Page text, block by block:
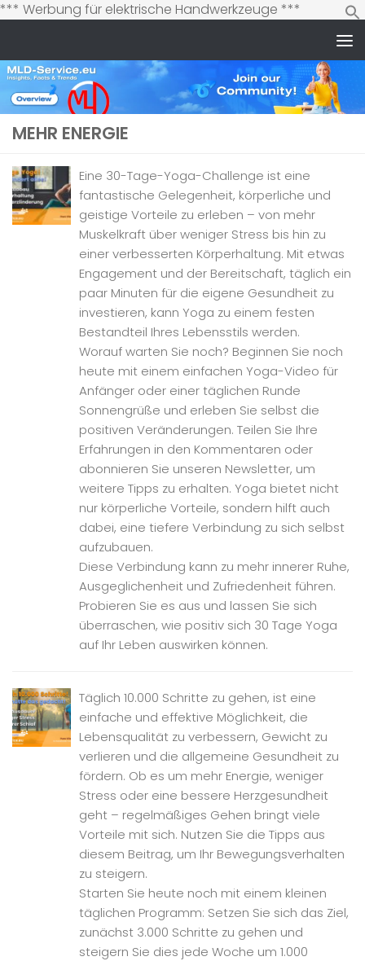
*** Werbung für elektrische Handwerkzeuge ***
Inhalt
MEHR ENERGIE
Eine 30-Tage-Yoga-Challenge ist eine
fantastische Gelegenheit, körperliche und
geistige Vorteile zu erleben – von mehr
Muskelkraft über weniger Stress bis hin zu
einer verbesserten Körperhaltung. Mit etwas
Engagement und der Bereitschaft, täglich ein
paar Minuten für die eigene Gesundheit zu
investieren, kann Yoga zu einem festen
Bestandteil Ihres Lebensstils werden.
Worauf warten Sie noch? Beginnen Sie noch
heute mit einem einfachen Yoga-Video für
Anfänger oder einer täglichen Runde
Sonnengrüße und erleben Sie selbst die
positiven Veränderungen. Teilen Sie Ihre
Erfahrungen in den Kommentaren oder
abonnieren Sie unseren Newsletter, um
weitere Tipps zu erhalten. Yoga bietet nicht
nur körperliche Vorteile, sondern hilft auch
dabei, eine tiefere Verbindung zu sich selbst
aufzubauen.
Diese Verbindung kann zu mehr innerer Ruhe,
Ausgeglichenheit und Zufriedenheit führen.
Probieren Sie es aus und lassen Sie sich
überraschen, wie positiv sich 30 Tage Yoga
auf Ihr Leben auswirken können.
Täglich 10.000 Schritte zu gehen, ist eine
einfache und effektive Möglichkeit, die
Lebensqualität zu verbessern, Gewicht zu
verlieren und die allgemeine Gesundheit zu
fördern. Ob es um mehr Energie, weniger
Stress oder eine bessere Herzgesundheit
geht – regelmäßiges Gehen bringt viele
Vorteile mit sich. Nutzen Sie die Tipps aus
diesem Beitrag, um Ihr Bewegungsverhalten
zu steigern.
Starten Sie heute noch mit einem kleinen
täglichen Programm: Setzen Sie sich das Ziel,
zunächst 3.000 Schritte zu gehen und
steigern Sie dies jede Woche um 1.000